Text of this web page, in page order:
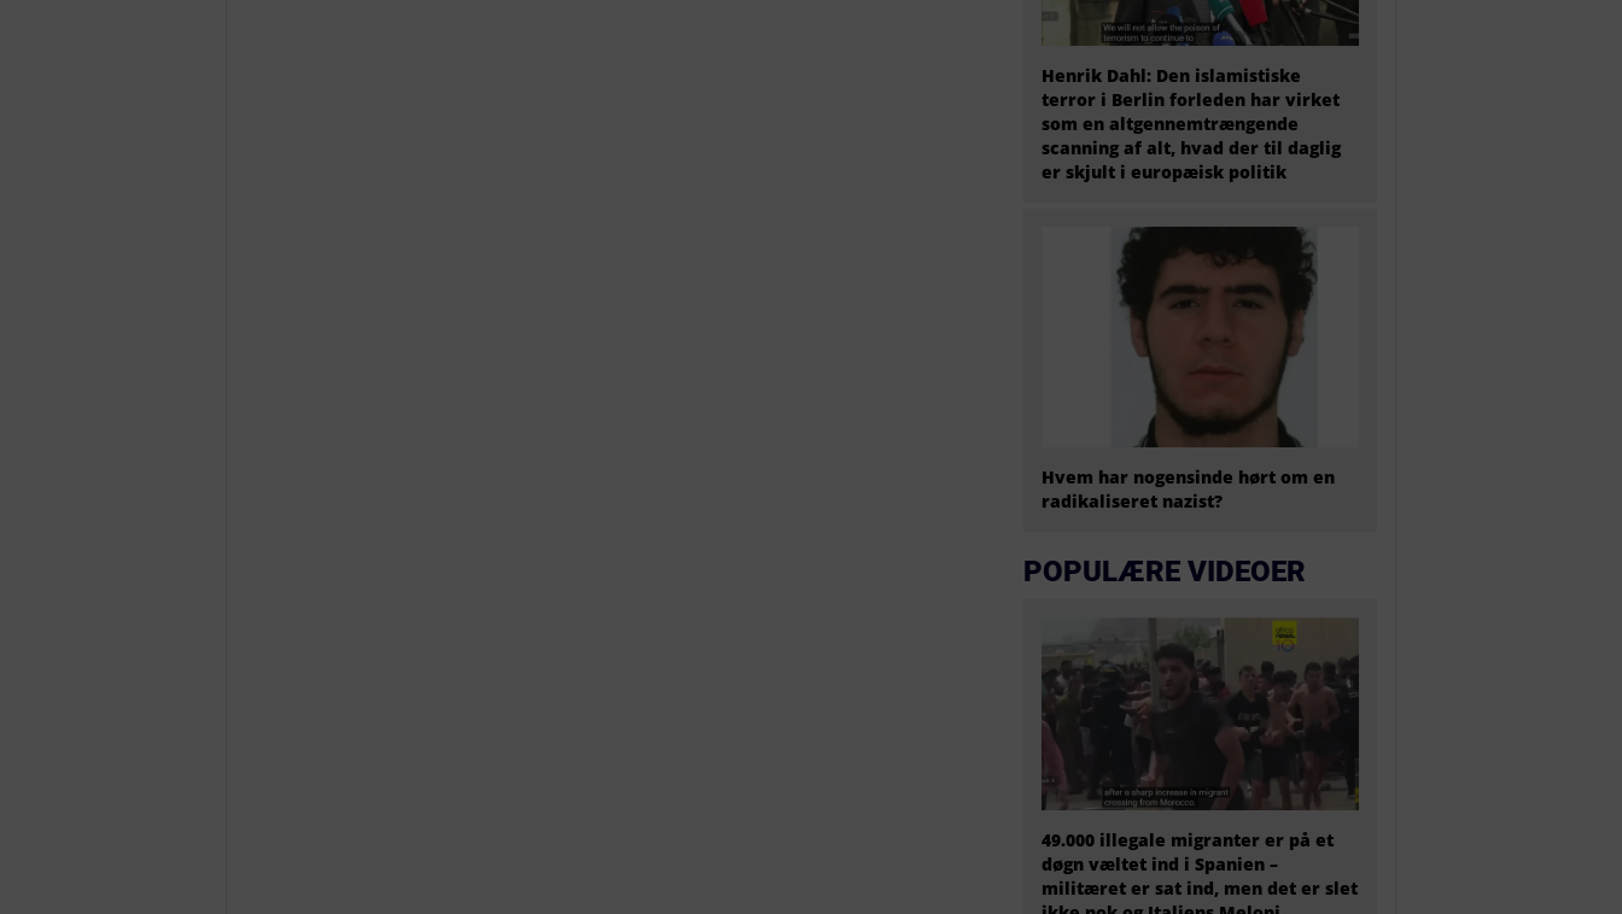
Henrik Dahl: Den islamistiske
terror i Berlin forleden har virket
som en altgennemtrængende
scanning af alt, hvad der til daglig
er skjult i europæisk politik
Hvem har nogensinde hørt om en
radikaliseret nazist?
POPULÆRE VIDEOER
49.000 illegale migranter er på et
døgn væltet ind i Spanien –
militæret er sat ind, men det er slet